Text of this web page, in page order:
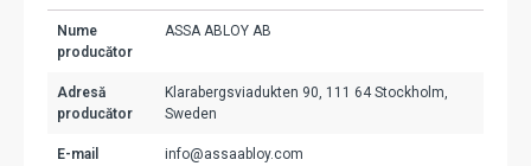
Nume
producător
ASSA ABLOY AB
Adresă
producător
Klarabergsviadukten 90, 111 64 Stockholm,
Sweden
E-mail
info@assaabloy.com